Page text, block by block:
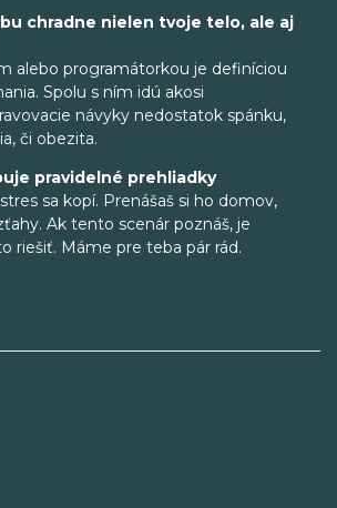
chradne nielen tvoje telo, ale aj
alebo programátorkou je definíciou
Spolu s ním idú akosi
návyky nedostatok spánku,
či obezita.
pravidelné prehliadky
sa kopí. Prenášaš si ho domov,
Ak tento scenár poznáš, je
riešiť. Máme pre teba pár rád.